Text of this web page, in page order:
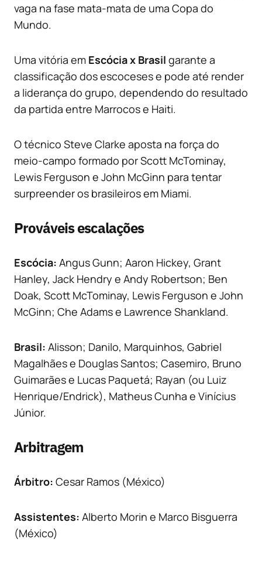
vaga na fase mata-mata de uma Copa do
Mundo.
Uma vitória em Escócia x Brasil garante a
classificação dos escoceses e pode até render
a liderança do grupo, dependendo do resultado
da partida entre Marrocos e Haiti.
O técnico Steve Clarke aposta na força do
meio-campo formado por Scott McTominay,
Lewis Ferguson e John McGinn para tentar
surpreender os brasileiros em Miami.
Prováveis escalações
Escócia: Angus Gunn; Aaron Hickey, Grant
Hanley, Jack Hendry e Andy Robertson; Ben
Doak, Scott McTominay, Lewis Ferguson e John
McGinn; Che Adams e Lawrence Shankland.
Brasil: Alisson; Danilo, Marquinhos, Gabriel
Magalhães e Douglas Santos; Casemiro, Bruno
Guimarães e Lucas Paquetá; Rayan (ou Luiz
Henrique/Endrick), Matheus Cunha e Vinícius
Júnior.
Arbitragem
Árbitro: Cesar Ramos (México)
Assistentes: Alberto Morin e Marco Bisguerra
(México)